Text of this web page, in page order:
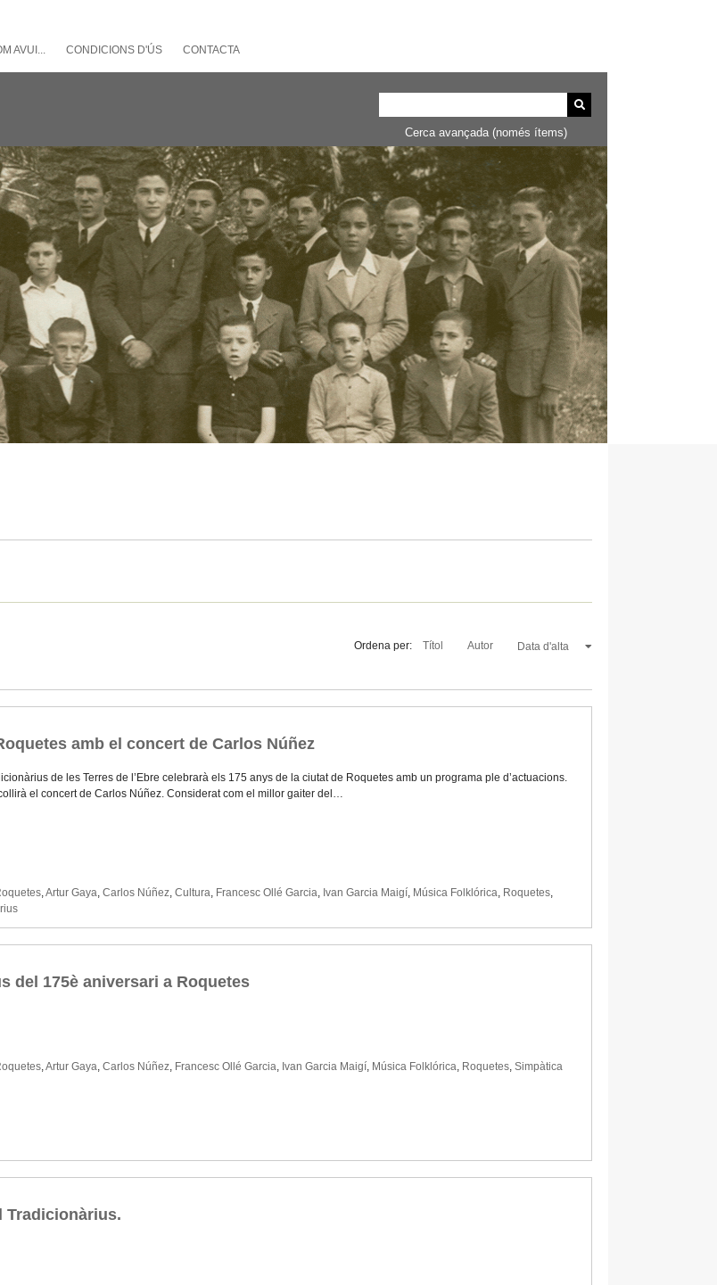
AVUI... CONDICIONS D'ÚS CONTACTA
Cerca avançada (només ítems)
Ordena per:
Títol Autor Data d'alta
amb el concert de Carlos Núñez
de les Terres de l’Ebre celebrarà els 175 anys de la ciutat de Roquetes amb un programa ple d’actuacions.
el concert de Carlos Núñez. Considerat com el millor gaiter del…
,Artur Gaya, Carlos Núñez, Cultura, Francesc Ollé Garcia, Ivan Garcia Maigí, Música Folklórica, Roquetes,
del 175è aniversari a Roquetes
,Artur Gaya, Carlos Núñez, Francesc Ollé Garcia, Ivan Garcia Maigí, Música Folklórica, Roquetes, Simpàtica
Tradicionàrius.